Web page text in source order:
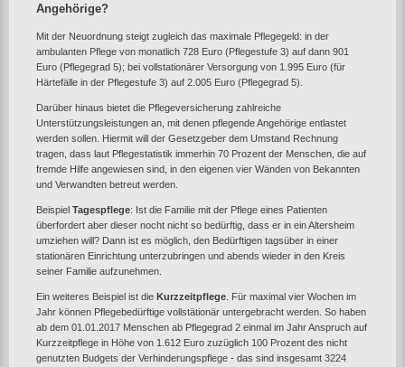
Angehörige?
Mit der Neuordnung steigt zugleich das maximale Pflegegeld: in der
ambulanten Pflege von monatlich 728 Euro (Pflegestufe 3) auf dann 901
Euro (Pflegegrad 5); bei vollstationärer Versorgung von 1.995 Euro (für
Härtefälle in der Pflegestufe 3) auf 2.005 Euro (Pflegegrad 5).
Darüber hinaus bietet die Pflegeversicherung zahlreiche
Unterstützungsleistungen an, mit denen pflegende Angehörige entlastet
werden sollen. Hiermit will der Gesetzgeber dem Umstand Rechnung
tragen, dass laut Pflegestatistik immerhin 70 Prozent der Menschen, die auf
fremde Hilfe angewiesen sind, in den eigenen vier Wänden von Bekannten
und Verwandten betreut werden.
Beispiel Tagespflege: Ist die Familie mit der Pflege eines Patienten
überfordert aber dieser nocht nicht so bedürftig, dass er in ein Altersheim
umziehen will? Dann ist es möglich, den Bedürftigen tagsüber in einer
stationären Einrichtung unterzubringen und abends wieder in den Kreis
seiner Familie aufzunehmen.
Ein weiteres Beispiel ist die Kurzzeitpflege. Für maximal vier Wochen im
Jahr können Pflegebedürftige vollstätionär untergebracht werden. So haben
ab dem 01.01.2017 Menschen ab Pflegegrad 2 einmal im Jahr Anspruch auf
Kurzzeitpflege in Höhe von 1.612 Euro zuzüglich 100 Prozent des nicht
genutzten Budgets der Verhinderungspflege - das sind insgesamt 3224